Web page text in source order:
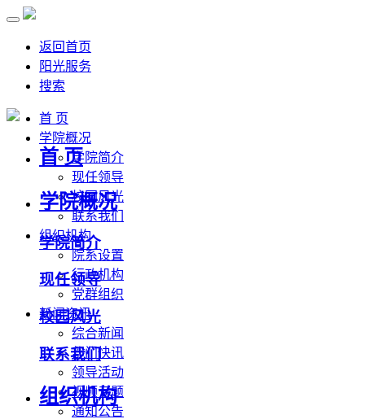
返回首页
阳光服务
搜索
首 页
学院概况
学院简介
现任领导
校园风光
联系我们
组织机构
院系设置
行政机构
党群组织
新闻资讯
综合新闻
部门快讯
领导活动
视频专题
通知公告
首 页
学院概况
学院简介
现任领导
校园风光
联系我们
组织机构